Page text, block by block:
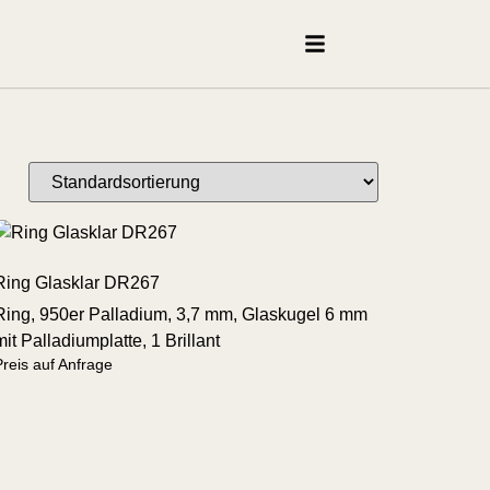
Glasklar DR267
950er Palladium, 3,7 mm, Glaskugel 6 mm
Palladiumplatte, 1 Brillant
auf Anfrage